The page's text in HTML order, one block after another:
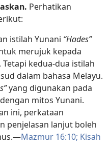
Perhatikan
istilah Yunani “Hades”
merujuk kepada
kedua-dua istilah
dalam bahasa Melayu.
yang digunakan pada
mitos Yunani.
ini, perkataan
penjelasan lanjut boleh
Mazmur 16:10; Kisah